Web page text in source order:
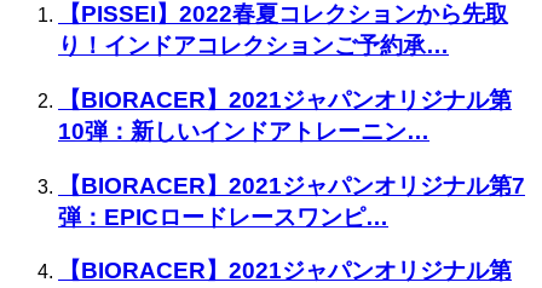
【PISSEI】2022春夏コレクションから先取
り！インドアコレクションご予約承…
【BIORACER】2021ジャパンオリジナル第
10弾：新しいインドアトレーニン…
【BIORACER】2021ジャパンオリジナル第7
弾：EPICロードレースワンピ…
【BIORACER】2021ジャパンオリジナル第